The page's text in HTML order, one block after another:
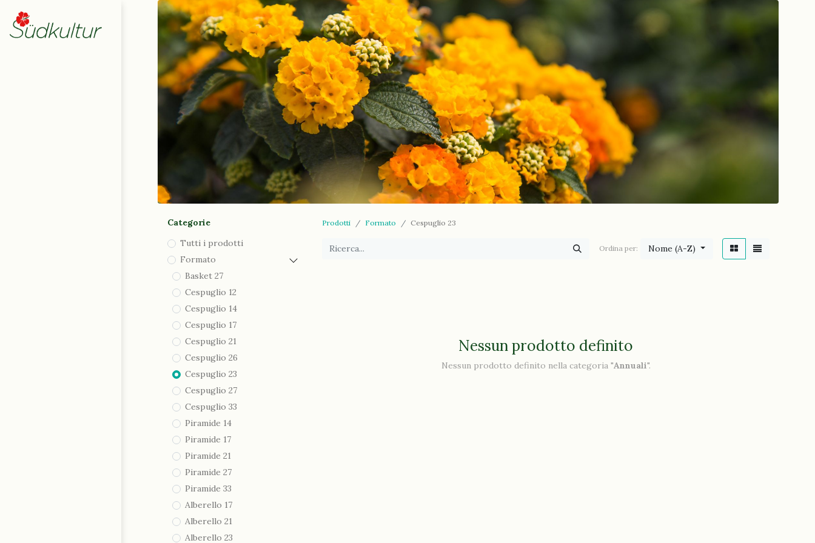
Categorie
Tutti i prodotti
Formato
Basket 27
Cespuglio 12
Cespuglio 14
Cespuglio 17
Cespuglio 21
Cespuglio 26
Cespuglio 23
Cespuglio 27
Cespuglio 33
Piramide 14
Piramide 17
Piramide 21
Piramide 27
Piramide 33
Alberello 17
Alberello 21
Alberello 23
Prodotti Formato Cespuglio 23
Ordina per: Nome (A-Z)
Nessun prodotto definito
Nessun prodotto definito nella categoria "Annuali".